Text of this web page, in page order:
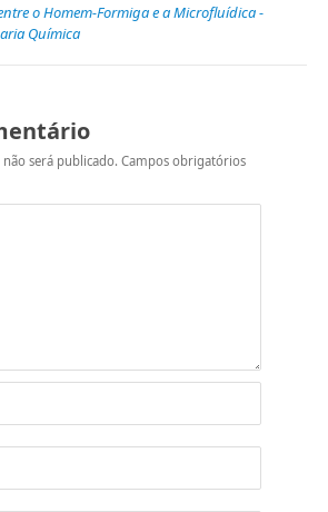
o Homem-Formiga e a Microfluídica -
Química
será publicado. Campos obrigatórios